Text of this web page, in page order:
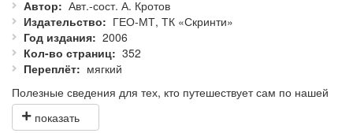
Автор
Авт.-сост. А. Кротов
Издательство
ГЕО-МТ, ТК «Скринти»
Год издания
2006
Кол-во страниц
352
Переплёт
мягкий
Полезные сведения для тех, кто путешествует сам по нашей
стране, без гидов и турфирм, автостопом, на поездах и
другими наземными способами. Способы достижения города